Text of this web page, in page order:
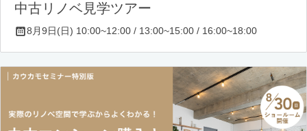
中古リノベ見学ツアー
8月9日(日) 10:00~12:00 / 13:00~15:00 / 16:00~18:00